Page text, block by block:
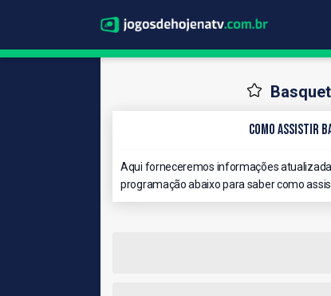
Como Assistir
Aqui forneceremos informações
programação abaixo para saber como